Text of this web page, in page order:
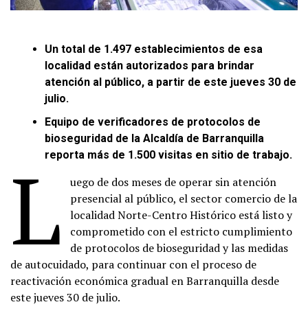
Un total de 1.497 establecimientos de esa
localidad están autorizados para brindar
atención al público, a partir de este jueves 30 de
julio.
Equipo de verificadores de protocolos de
bioseguridad de la Alcaldía de Barranquilla
reporta más de 1.500 visitas en sitio de trabajo.
L
uego de dos meses de operar sin atención
presencial al público, el sector comercio de la
localidad Norte-Centro Histórico está listo y
comprometido con el estricto cumplimiento
de protocolos de bioseguridad y las medidas
de autocuidado, para continuar con el proceso de
reactivación económica gradual en Barranquilla desde
este jueves 30 de julio.